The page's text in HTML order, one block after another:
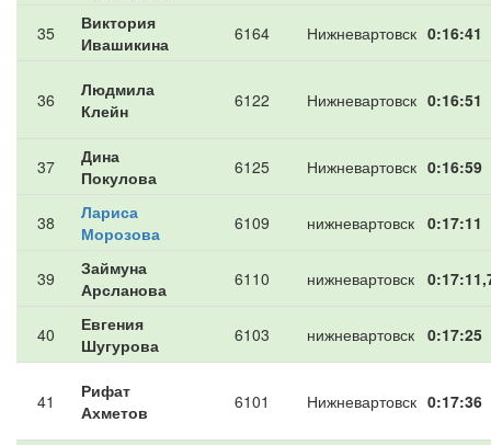
35
Виктория
Ивашикина
6164 Нижневартовск 0:16:41
36
Людмила
Клейн
6122 Нижневартовск 0:16:51
37
Дина
Покулова
6125 Нижневартовск 0:16:59
38
Лариса
Морозова
6109 нижневартовск 0:17:11
39
Займуна
Арсланова
6110 нижневартовск
40
Евгения
Шугурова
6103 нижневартовск 0:17:25
41
Рифат
Ахметов
6101 Нижневартовск 0:17:36